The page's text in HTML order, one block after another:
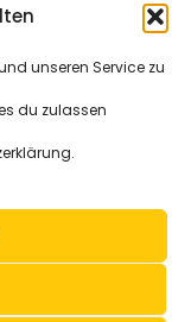
unseren Service zu
du zulassen